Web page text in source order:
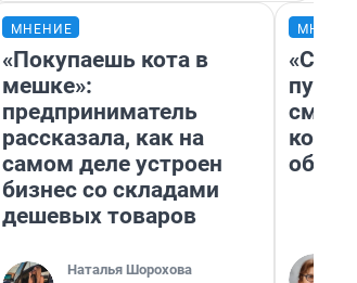
МНЕНИЕ
«Покупаешь кота в
мешке»:
предприниматель
рассказала, как на
самом деле устроен
бизнес со складами
дешевых товаров
Наталья Шорохова